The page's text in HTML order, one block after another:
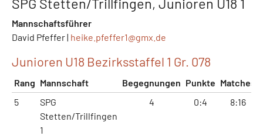
SPG Stetten/Trillfingen, Junioren U18 1
Mannschaftsführer
David Pfeffer | heike.pfeffer1@gmx.de
Junioren U18 Bezirksstaffel 1 Gr. 078
Rang Mannschaft Begegnungen Punkte Matches
5
SPG
Stetten/Trillfingen
1
4 0:4 8:16